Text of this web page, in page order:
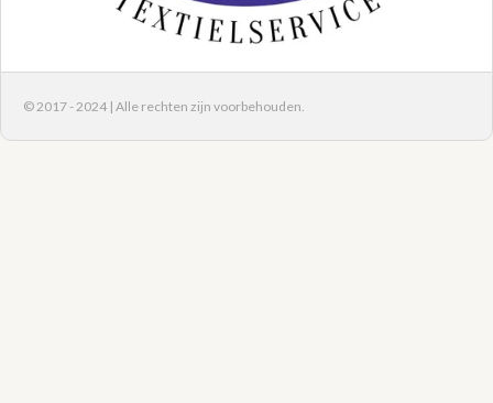
© 2017 - 2024 | Alle rechten zijn voorbehouden.